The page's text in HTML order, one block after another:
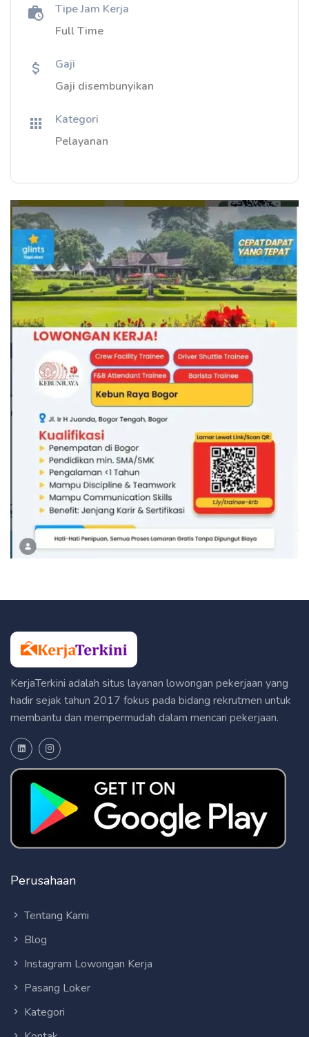
Tipe Jam Kerja
Full Time
Gaji
Gaji disembunyikan
Kategori
Pelayanan
KerjaTerkini adalah situs layanan lowongan pekerjaan yang
hadir sejak tahun 2017 fokus pada bidang rekrutmen untuk
membantu dan mempermudah dalam mencari pekerjaan.
Perusahaan
Tentang Kami
Blog
Instagram Lowongan Kerja
Pasang Loker
Kategori